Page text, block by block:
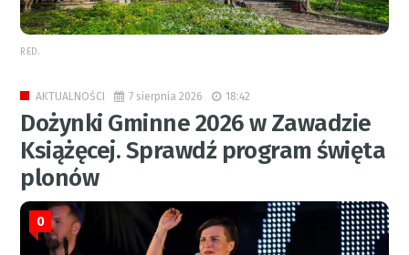
RED.
AKTUALNOŚCI 7 sierpnia 2026 18:42
Dożynki Gminne 2026 w Zawadzie
Książęcej. Sprawdź program święta
plonów
0